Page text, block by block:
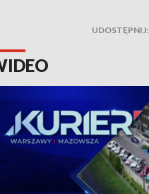
UDOSTĘPNIJ: